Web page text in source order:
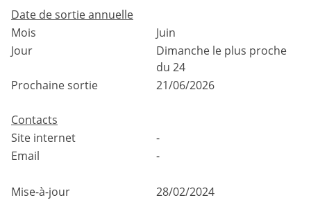
Date de sortie annuelle
Mois
Juin
Jour
Dimanche le plus proche
du 24
Prochaine sortie
21/06/2026
Contacts
Site internet
-
Email
-
Mise-à-jour
28/02/2024